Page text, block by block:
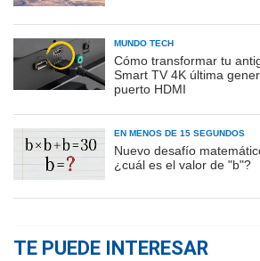
MUNDO TECH
Cómo transformar tu
Smart TV 4K última
puerto HDMI
EN MENOS DE 15 SEGUNDOS
Nuevo desafío
¿cuál es el valor de "b"?
TE PUEDE INTERESAR